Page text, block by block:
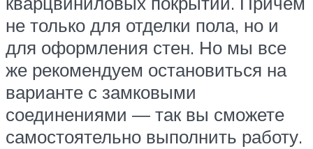
не только для отделки пола, но и
для оформления стен. Но мы все
же рекомендуем остановиться на
варианте с замковыми
соединениями — так вы сможете
самостоятельно выполнить работу.